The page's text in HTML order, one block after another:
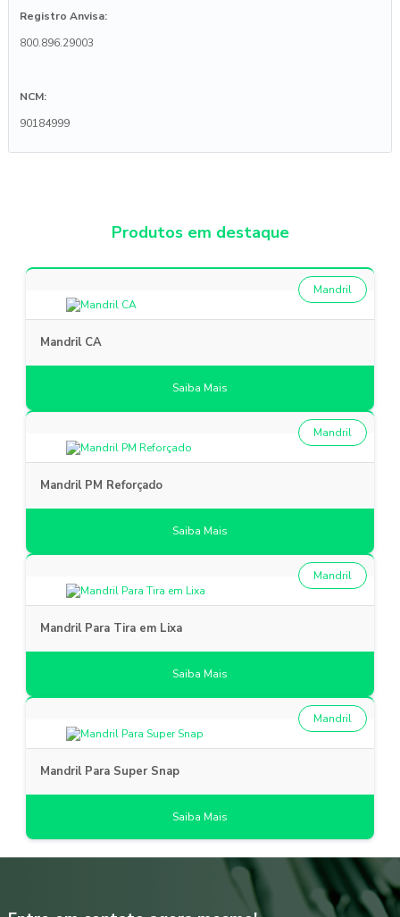
Registro Anvisa:
800.896.29003
NCM:
90184999
Produtos em destaque
Mandril CA
Mandril
Saiba Mais
Mandril PM Reforçado
Mandril
Saiba Mais
Mandril Para Tira em Lixa
Mandril
Saiba Mais
Mandril Para Super Snap
Mandril
Saiba Mais